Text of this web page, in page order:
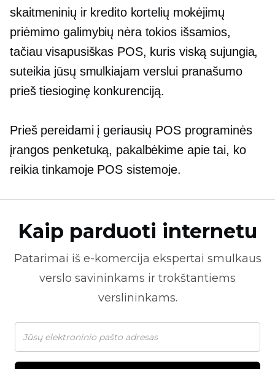
skaitmeninių ir kredito kortelių mokėjimų
priėmimo galimybių nėra tokios išsamios,
tačiau visapusiškas POS, kuris viską sujungia,
suteikia jūsų smulkiajam verslui pranašumo
prieš tiesioginę konkurenciją.
Prieš pereidami į geriausių POS programinės
įrangos penketuką, pakalbėkime apie tai, ko
reikia tinkamoje POS sistemoje.
Kaip parduoti internetu
Patarimai iš e-komercija ekspertai smulkaus
verslo savininkams ir trokštantiems
verslininkams.